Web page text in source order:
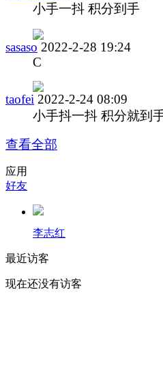
小手一抖 积分到手
sasaso 2022-2-28 19:24
С
taofei 2022-2-24 08:09
小手抖一抖 积分就到
查看全部
应用
好友
李志红
最近访客
现在还没有访客